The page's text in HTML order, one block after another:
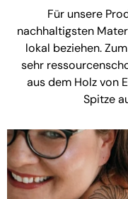
Für unsere
nachhaltigsten
lokal beziehen.
sehr
aus dem Holz von
Spitze